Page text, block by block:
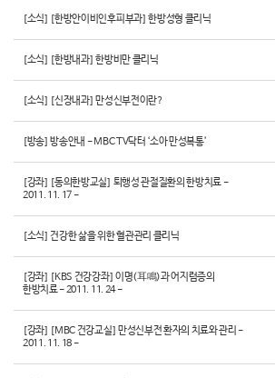
[소식] [한방안이비인후피부과] 한방성형 클리닉
[소식] [한방내과] 한방비만 클리닉
[소식] [신장내과] 만성신부전이란?
[방송] 방송안내 - MBC TV닥터 ‘소아 만성복통’
[강좌] [동의한방교실] 퇴행성 관절질환의 한방치료 -
2011. 11. 17 -
[소식] 건강한 삶을 위한 혈관관리 클리닉
[강좌] [KBS 건강강좌] 이명(耳鳴)과 어지럼증의
한방치료 - 2011. 11. 24 -
[강좌] [MBC 건강교실] 만성신부전 환자의 치료와 관리 -
2011. 11. 18 -